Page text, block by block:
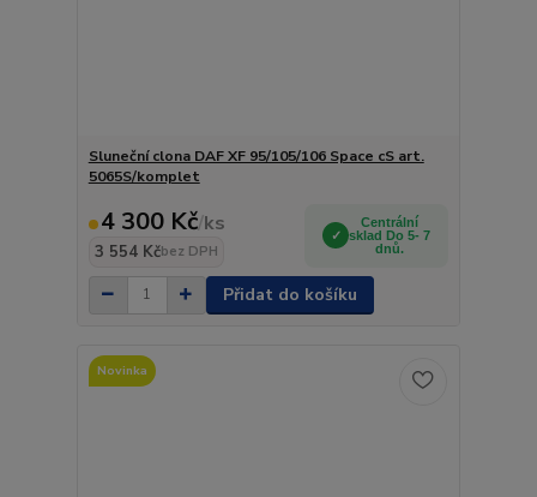
Sluneční clona DAF XF 95/105/106 Space cS art.
5065S/komplet
4 300 Kč/ks
3 554 Kčbez DPH
Centrální
sklad Do 5- 7
dnů.
Přidat do košíku
Novinka